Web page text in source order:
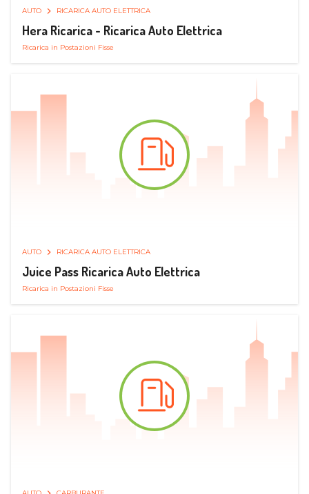
AUTO RICARICA AUTO ELETTRICA
Hera Ricarica - Ricarica Auto Elettrica
Ricarica in Postazioni Fisse
AUTO RICARICA AUTO ELETTRICA
Juice Pass Ricarica Auto Elettrica
Ricarica in Postazioni Fisse